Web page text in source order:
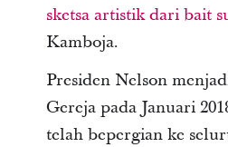
sketsa artistik dari bait
Kamboja.
Presiden Nelson
Gereja pada Januari
telah bepergian ke